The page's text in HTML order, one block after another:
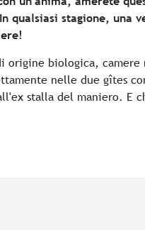
In qualsiasi stagione,
origine biologica,
nelle due gîtes
stalla del maniero. E